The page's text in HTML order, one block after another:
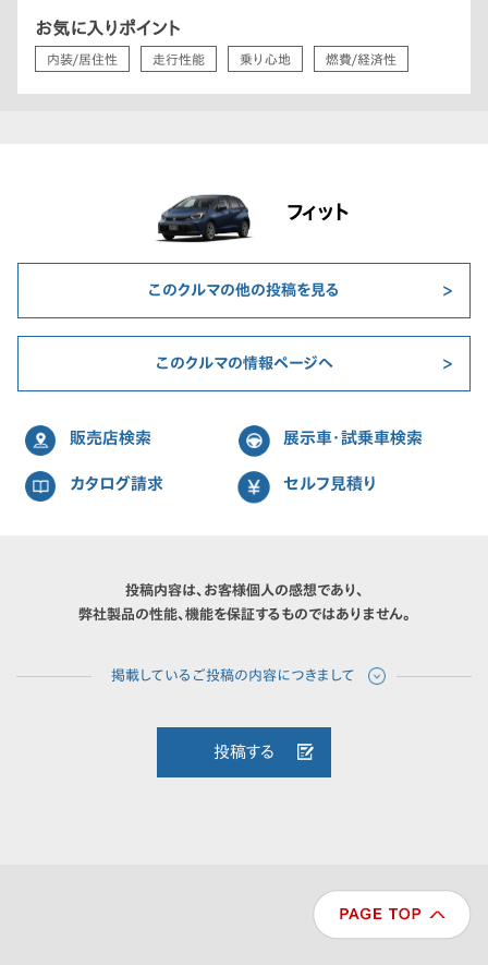
お気に入りポイント
内装/居住性 走行性能 乗り心地 燃費/経済性
フィット
このクルマの他の投稿を見る
このクルマの情報ページへ
販売店検索 展示車・試乗車検索
カタログ請求 セルフ見積り
投稿内容は、お客様個人の感想であり、
弊社製品の性能、機能を保証するものではありません。
投稿する